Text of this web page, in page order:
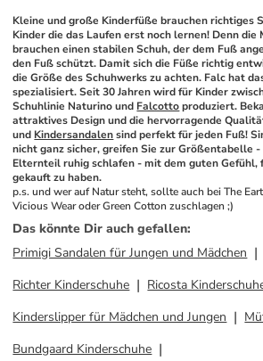
Kleine und große Kinderfüße brauchen richtiges
Kinder die das Laufen erst noch lernen! Denn die
brauchen einen stabilen Schuh, der dem Fuß
den Fuß schützt. Damit sich die Füße richtig
die Größe des Schuhwerks zu achten. Falc hat
spezialisiert. Seit 30 Jahren wird für Kinder
Schuhlinie Naturino und Falcotto produziert.
attraktives Design und die hervorragende
und Kindersandalen sind perfekt für jeden Fuß!
nicht ganz sicher, greifen Sie zur Größentabelle -
Elternteil ruhig schlafen - mit dem guten Gefühl,
gekauft zu haben.
p.s. und wer auf Natur steht, sollte auch bei The
Vicious Wear oder Green Cotton zuschlagen ;)
Das könnte Dir auch gefallen:
Primigi Sandalen für Jungen und Mädchen
Richter Kinderschuhe
Ricosta
Kinderslipper für Mädchen und Jungen
Bundgaard Kinderschuhe